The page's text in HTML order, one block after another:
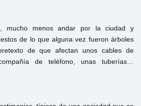
mucho menos andar por la ciudad y
de lo que alguna vez fueron árboles
de que afectan unos cables de
de teléfono, unas tuberías…